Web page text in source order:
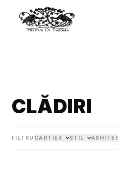
CLĂDIRI
FILTRU CARTIER STIL